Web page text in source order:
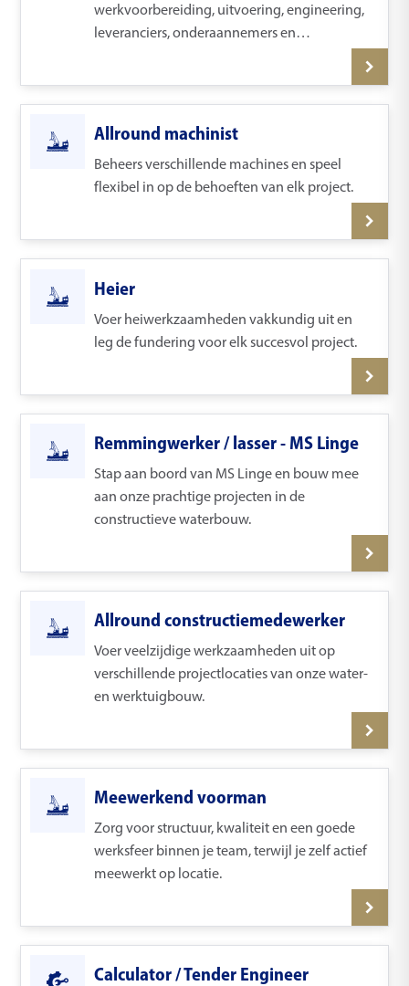
werkvoorbereiding, uitvoering, engineering,
leveranciers, onderaannemers en
Allround machinist
Beheers verschillende machines en speel
flexibel in op de behoeften van elk project.
Heier
Voer heiwerkzaamheden vakkundig uit en
leg de fundering voor elk succesvol project.
Remmingwerker / lasser - MS Linge
Stap aan boord van MS Linge en bouw mee
aan onze prachtige projecten in de
constructieve waterbouw.
Allround constructiemedewerker
Voer veelzijdige werkzaamheden uit op
verschillende projectlocaties van onze water-
en werktuigbouw.
Meewerkend voorman
Zorg voor structuur, kwaliteit en een goede
werksfeer binnen je team, terwijl je zelf actief
meewerkt op locatie.
Calculator / Tender Engineer